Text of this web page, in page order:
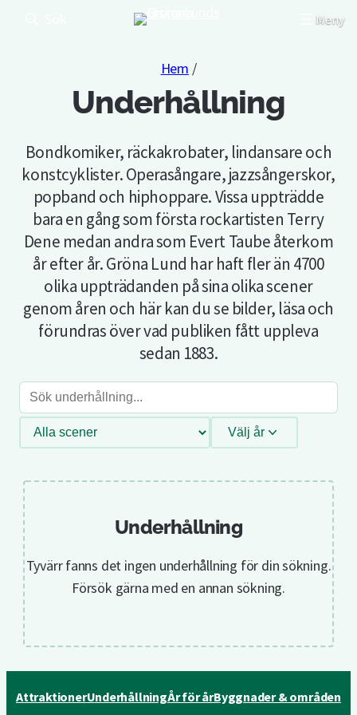
Hem /
Underhållning
Bondkomiker, räckakrobater, lindansare och
konstcyklister. Operasångare, jazzsångerskor,
popband och hiphoppare. Vissa uppträdde
bara en gång som första rockartisten Terry
Dene medan andra som Evert Taube återkom
år efter år. Gröna Lund har haft fler än 4700
olika uppträdanden på sina olika scener
genom åren och här kan du se bilder, läsa och
förundras över vad publiken fått uppleva
sedan 1883.
Sök
underhållning
Filtrera
efter
Välj år
Underhållning
Tyvärr fanns det ingen underhållning för din sökning.
Försök gärna med en annan sökning.
AttraktionerUnderhållningÅr för årByggnader & områden